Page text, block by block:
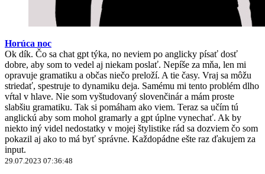
Horúca noc
Ok dík. Čo sa chat gpt týka, no neviem po anglicky písať dosť
dobre, aby som to vedel aj niekam poslať. Nepíše za mňa, len mi
opravuje gramatiku a občas niečo preloží. A tie časy. Vraj sa môžu
striedať, spestruje to dynamiku deja. Samému mi tento problém dlho
vŕtal v hlave. Nie som vyštudovaný slovenčinár a mám proste
slabšiu gramatiku. Tak si pomáham ako viem. Teraz sa učím tú
anglickú aby som mohol gramarly a gpt úplne vynechať. Ak by
niekto iný videl nedostatky v mojej štylistike rád sa dozviem čo som
pokazil aj ako to má byť správne. Každopádne ešte raz ďakujem za
input.
29.07.2023 07:36:48